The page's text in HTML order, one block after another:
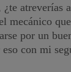
atreverías
mecánico
por un
con mi